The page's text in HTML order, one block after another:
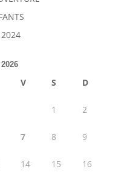
V S D
1 2
7 8 9
14 15 16